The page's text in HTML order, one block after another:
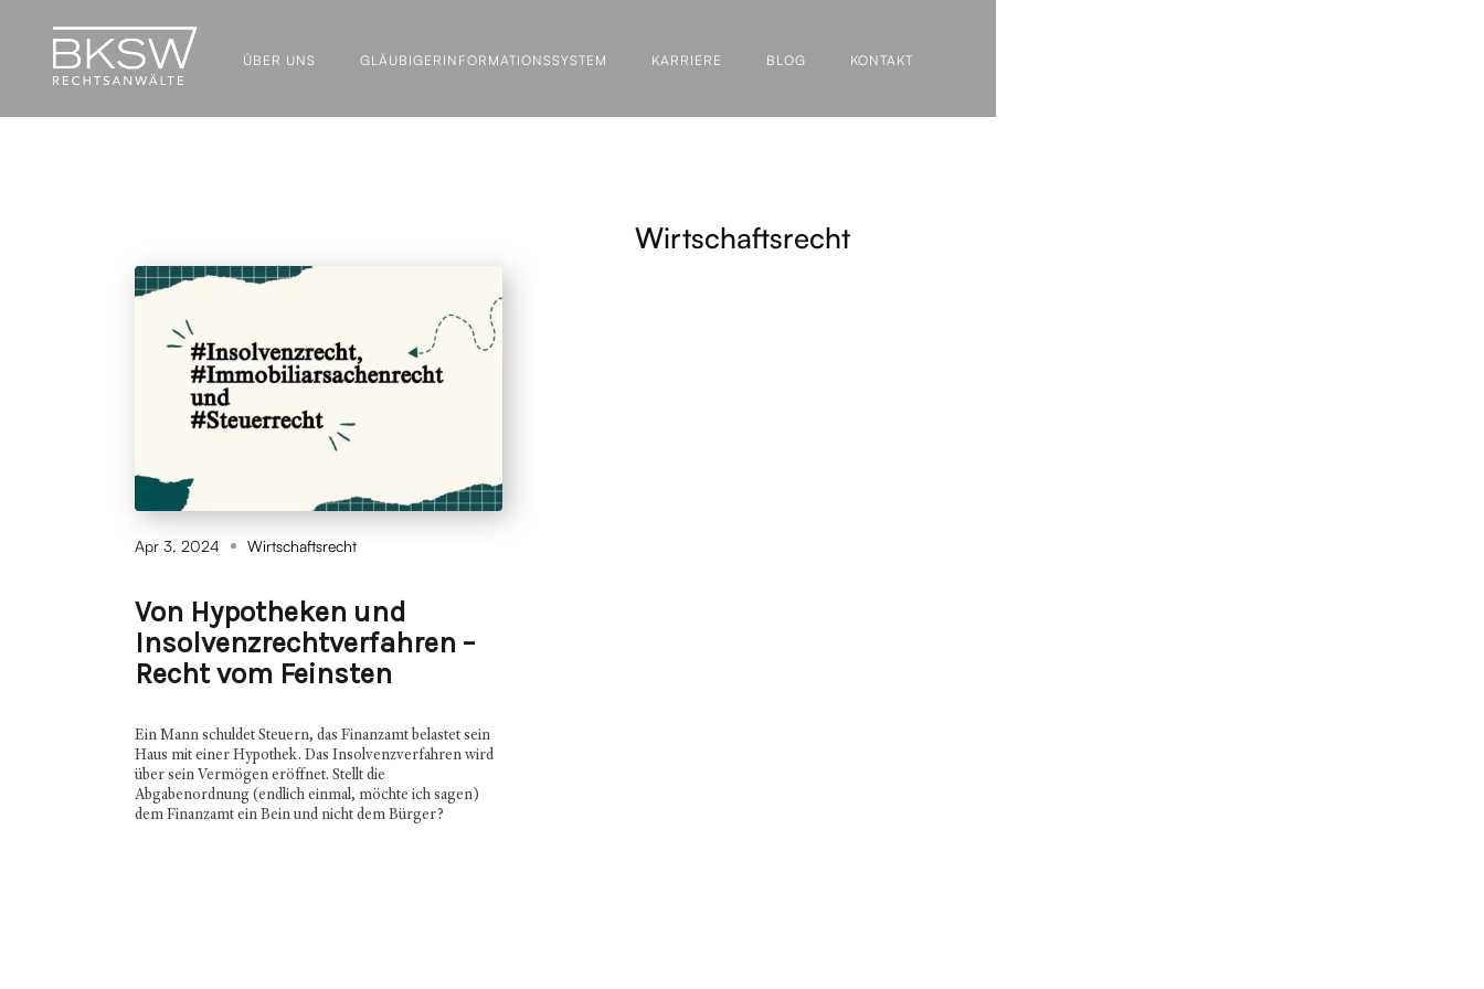
ÜBER UNS GLÄUBIGER­INFORMATIONSSYSTEM KARRIERE BLOG KONTAKT
Wirtschaftsrecht
Apr 3, 2024 Wirtschaftsrecht
Von Hypotheken und
Insolvenzrechtverfahren –
Recht vom Feinsten
Ein Mann schuldet Steuern, das Finanzamt belastet sein
Haus mit einer Hypothek. Das Insolvenzverfahren wird
über sein Vermögen eröffnet. Stellt die
Abgabenordnung (endlich einmal, möchte ich sagen)
dem Finanzamt ein Bein und nicht dem Bürger?